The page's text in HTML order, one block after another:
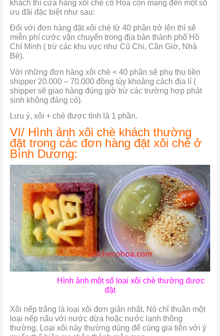
khách thì cửa hàng xôi chè cô Hoa còn mang đến một số
ưu đãi đặc biệt như sau:
Đối với đơn hàng đặt xôi chè từ 40 phần trở lên thì sẽ
miễn phí cước vận chuyến trong địa bàn thành phố Hồ
Chí Minh ( trừ các khu vực như Củ Chi, Cần Giờ, Nhà
Bè).
Với những đơn hàng xôi chè < 40 phần sẽ phụ thu tiền
shipper 20.000 – 70.000 đồng tùy khoảng cách địa lí (
shipper sẽ giao hàng đúng giờ trừ các trường hợp phát
sinh không đáng có).
Lưu ý, xôi + chè được tính là 1 phần.
VI/ Hình ảnh xôi chè khách thường
đặt trong các đơn hàng đặt xôi chè ở
Bình Dương:
Hình ảnh một số loại xôi chè thường được
đặt
Xôi nếp trắng là loại xôi đơn giản nhất. Nó chỉ thuần một
loại nếp nấu với nước dừa hoặc nước lạnh thông
thường. Loại xôi này thường dùng để cúng gia tiên với ý